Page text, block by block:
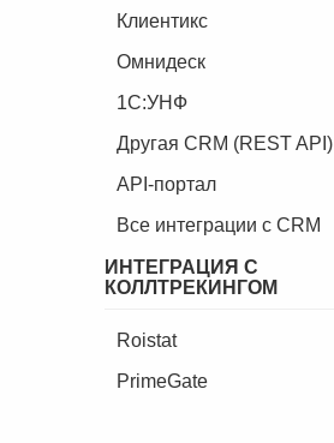
Клиентикс
Омнидеск
1C:УНФ
Другая CRM (REST API)
API-портал
Все интеграции с CRM
ИНТЕГРАЦИЯ С
КОЛЛТРЕКИНГОМ
Roistat
PrimeGate